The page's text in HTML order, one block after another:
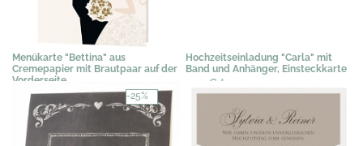
Menükarte "Bettina" aus
Cremepapier mit Brautpaar auf der
Vorderseite
1,19 €*
Hochzeitseinladung "Carla" mit
Band und Anhänger, Einsteckkarte
2,72 € *
-25%